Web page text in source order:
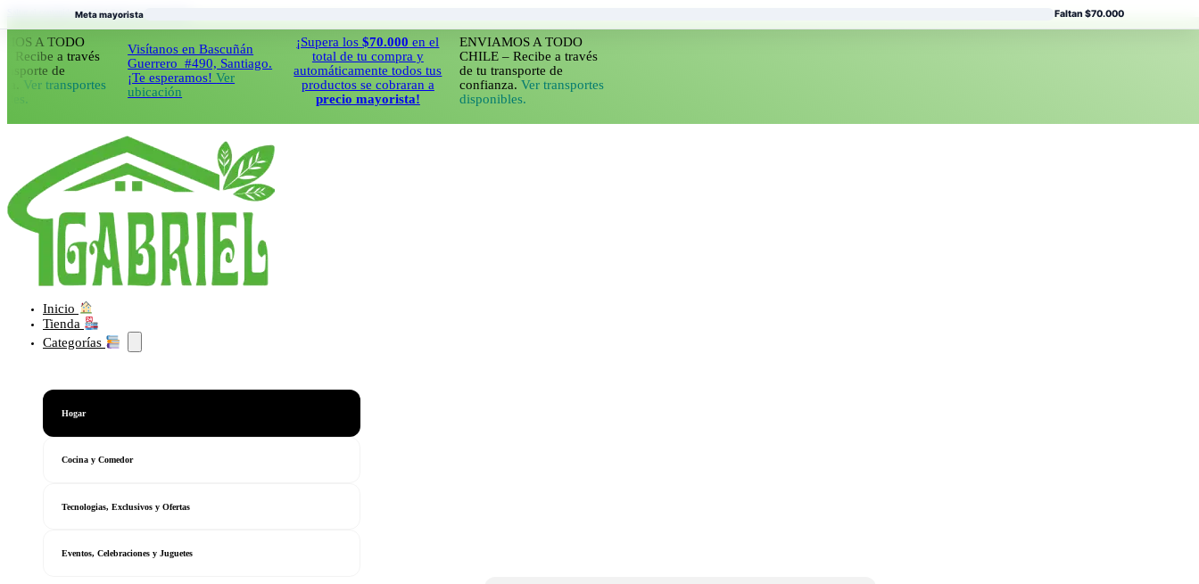
Saltar al contenido principal Saltar al pie de página
TODO
a través
de
transportes
Visítanos en Bascuñán
Guerrero #490, Santiago.
¡Te esperamos!Ver
ubicación
¡Supera los$70.000en el
total de tu compra y
automáticamente todos tus
productos se cobraran a
precio mayorista!
ENVIAMOS A TODO
CHILE – Recibe a través
de tu transporte de
confianza.Ver transportes
disponibles.
Inicio
Tienda
Categorías
Hogar
Cocina y Comedor
Tecnologias, Exclusivos y Ofertas
Eventos, Celebraciones y Juguetes
Meta mayorista Faltan $70.000